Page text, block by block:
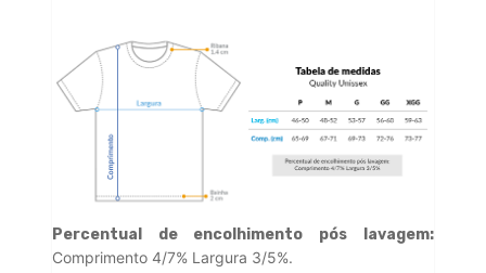
Percentual de encolhimento pós lavagem:
Comprimento 4/7% Largura 3/5%.